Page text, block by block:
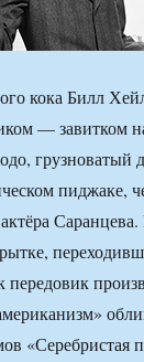
кока Билл
— завитком
грузноватый
пиджаке,
Саранцева.
передовик
«Серебристая